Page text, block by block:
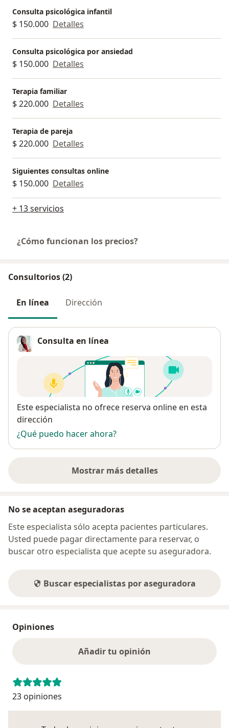
Consulta psicológica infantil
$ 150.000 Detalles
Consulta psicológica por ansiedad
$ 150.000 Detalles
Terapia familiar
$ 220.000 Detalles
Terapia de pareja
$ 220.000 Detalles
Siguientes consultas online
$ 150.000 Detalles
+ 13 servicios
¿Cómo funcionan los precios?
Consultorios (2)
En línea Dirección
Consulta en línea
Disponibilidad
Este especialista no ofrece reserva online en esta
dirección
¿Qué puedo hacer ahora?
Mostrar más detalles
sobre la dirección
No se aceptan aseguradoras
Este especialista sólo acepta pacientes particulares.
Usted puede pagar directamente para reservar, o
buscar otro especialista que acepte su aseguradora.
Buscar especialistas por aseguradora
Opiniones
Añadir tu opinión
23 opiniones